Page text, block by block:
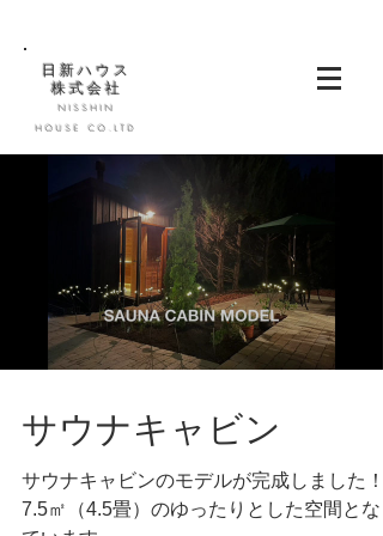
日新ハウス
株式会社
NISSHIN
HOUSE CO.LTD
サウナキャビン
サウナキャビンのモデルが完成しました！
7.5㎡（4.5畳）のゆったりとした空間とな